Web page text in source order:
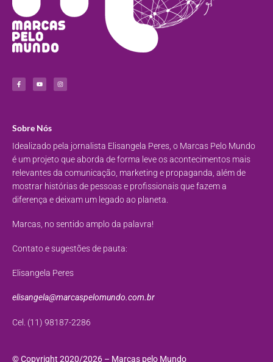
Sobre Nós
Idealizado pela jornalista Elisangela Peres, o Marcas Pelo Mundo
é um projeto que aborda de forma leve os acontecimentos mais
relevantes da comunicação, marketing e propaganda, além de
mostrar histórias de pessoas e profissionais que fazem a
diferença e deixam um legado ao planeta.
Marcas, no sentido amplo da palavra!
Contato e sugestões de pauta:
Elisangela Peres
elisangela@marcaspelomundo.com.br
Cel. (11) 98187-2286
© Copyright 2020/2026 – Marcas pelo Mundo